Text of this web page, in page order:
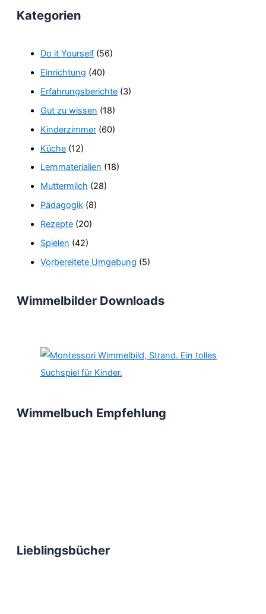
Kategorien
Do it Yourself (56)
Einrichtung (40)
Erfahrungsberichte (3)
Gut zu wissen (18)
Kinderzimmer (60)
Küche (12)
Lernmaterialien (18)
Muttermilch (28)
Pädagogik (8)
Rezepte (20)
Spielen (42)
Vorbereitete Umgebung (5)
Wimmelbilder Downloads
Wimmelbuch Empfehlung
Lieblingsbücher